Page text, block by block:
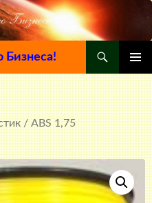
Бизнеса!
МЕНЮ
/ABS 1,75